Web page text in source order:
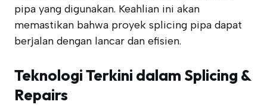
pipa yang digunakan. Keahlian ini akan
memastikan bahwa proyek splicing pipa dapat
berjalan dengan lancar dan efisien.
Teknologi Terkini dalam Splicing &
Repairs